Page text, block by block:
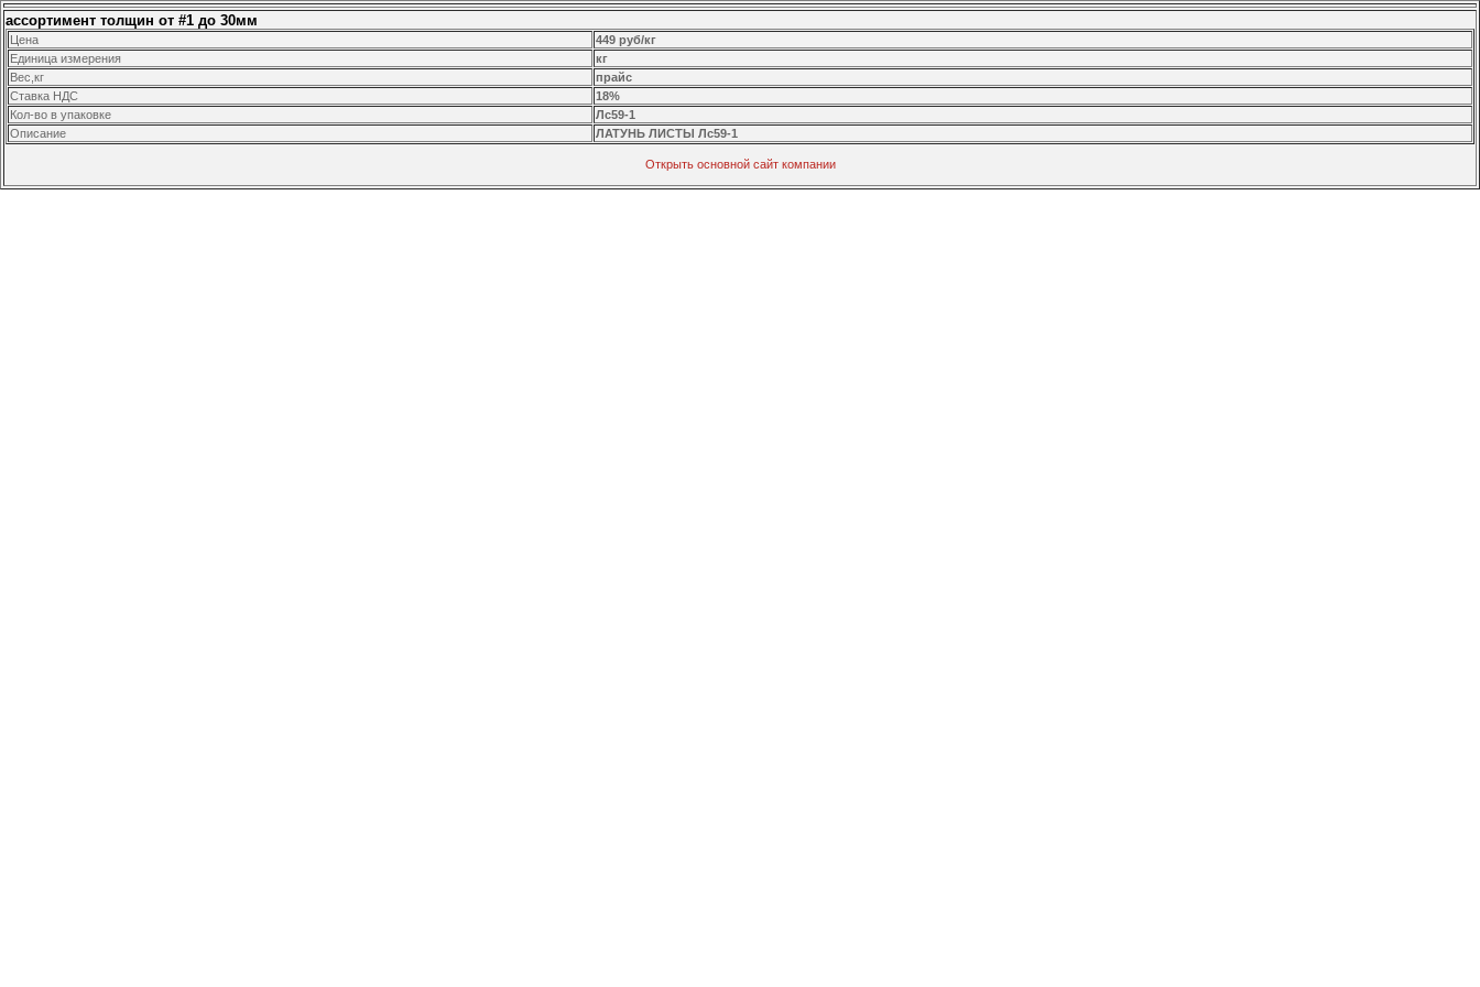
ассортимент толщин от #1 до 30мм
Цена
449 руб/кг
Единица измерения
кг
Вес,кг
прайс
Ставка НДС
18%
Кол-во в упаковке
Лс59-1
Описание
ЛАТУНЬ ЛИСТЫ Лс59-1
Открыть основной сайт компании